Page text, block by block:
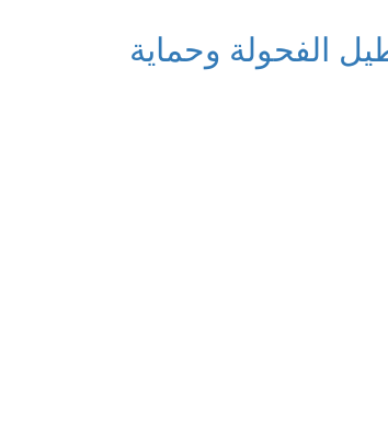
الفحولة وحماية